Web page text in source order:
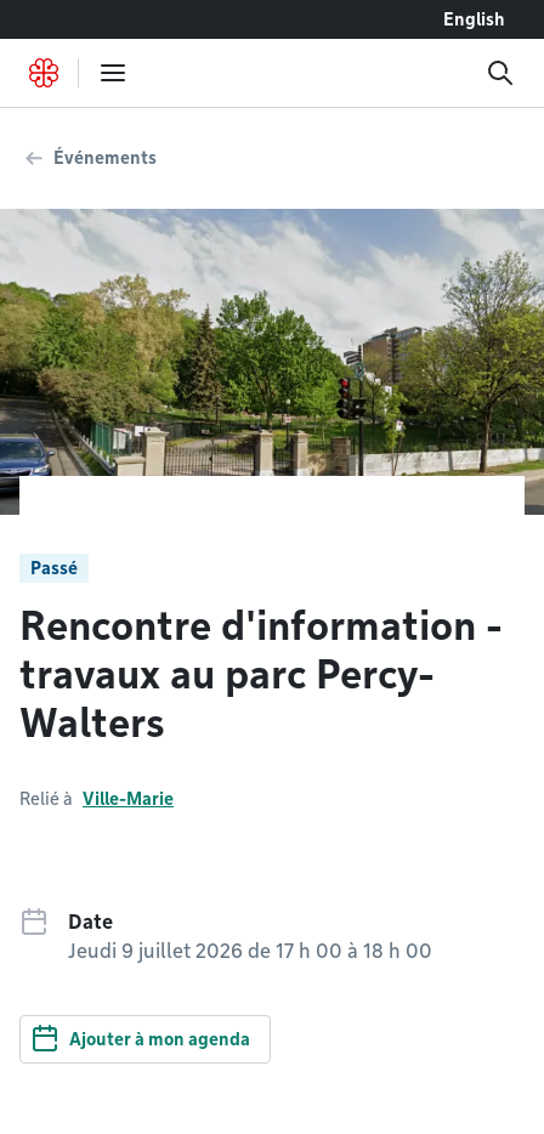
English
Événements
Passé
Rencontre d'information -
travaux au parc Percy-
Walters
Relié à Ville-Marie
Date
Jeudi 9 juillet 2026 de 17 h 00 à 18 h 00
Ajouter à mon agenda